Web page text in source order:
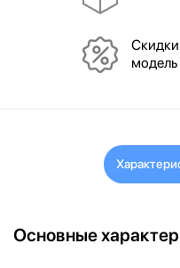
модель
Основные